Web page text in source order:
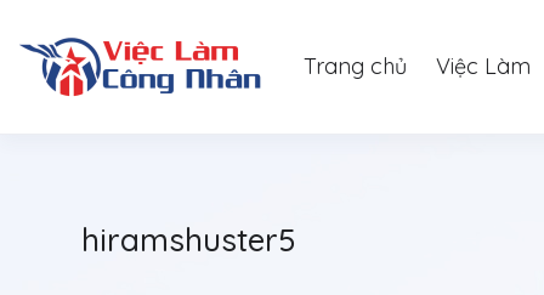
Trang chủ Việc Làm
hiramshuster5